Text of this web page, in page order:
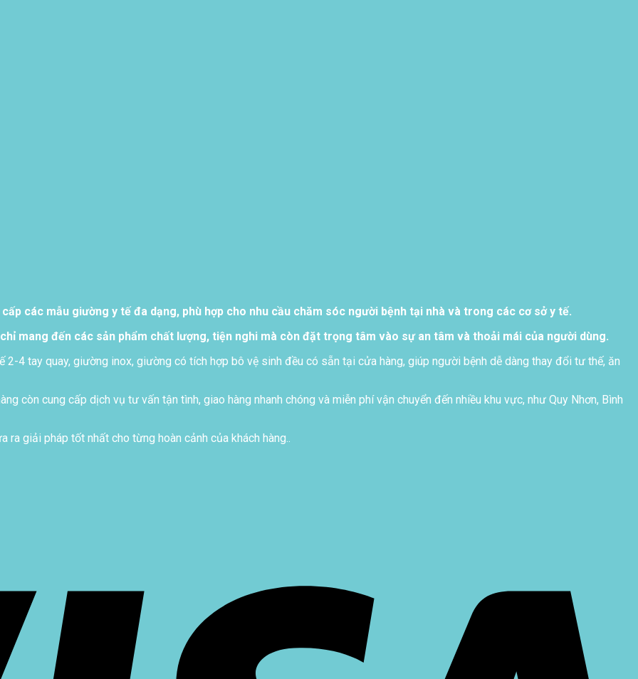
các mẫu giường y tế đa dạng, phù hợp cho nhu cầu chăm sóc người bệnh tại nhà và trong các cơ sở y tế.
mang đến các sản phẩm chất lượng, tiện nghi mà còn đặt trọng tâm vào sự an tâm và thoải mái của người dùng.
4 tay quay, giường inox, giường có tích hợp bô vệ sinh đều có sẵn tại cửa hàng, giúp người bệnh dễ dàng thay đổi tư thế, ăn
còn cung cấp dịch vụ tư vấn tận tình, giao hàng nhanh chóng và miễn phí vận chuyển đến nhiều khu vực, như Quy Nhơn, Bình
giải pháp tốt nhất cho từng hoàn cảnh của khách hàng..